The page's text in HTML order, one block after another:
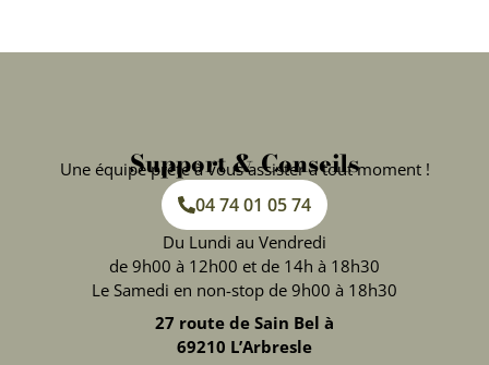
Support & Conseils
Une équipe prête à vous assister à tout moment !
04 74 01 05 74
Du Lundi au Vendredi
de 9h00 à 12h00 et de 14h à 18h30
Le Samedi en non-stop de 9h00 à 18h30
27 route de Sain Bel à
69210 L’Arbresle